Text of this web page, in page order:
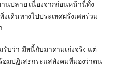
นปลาย เนื่องจากก่อนหน้านี้ทั้ง
เดินทางไปประเทศฝรั่งเศสร่วม
บว่า มีหนี้กับมาดามเก่งจริง แต่
อมปฏิเสธกระแสสังคมที่มองว่าตน